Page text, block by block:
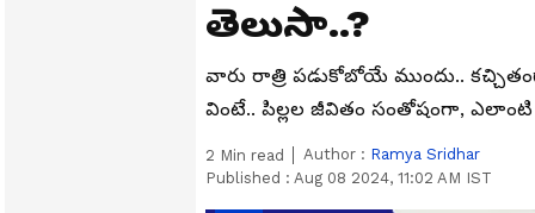
తెలుసా..?
వారు రాత్రి పడుకోబోయే ముందు..
వింటే.. పిల్లల జీవితం సంతోషంగా,
2 Min read Author : Ramya Sridhar
Published : Aug 08 2024, 11:02 AM IST